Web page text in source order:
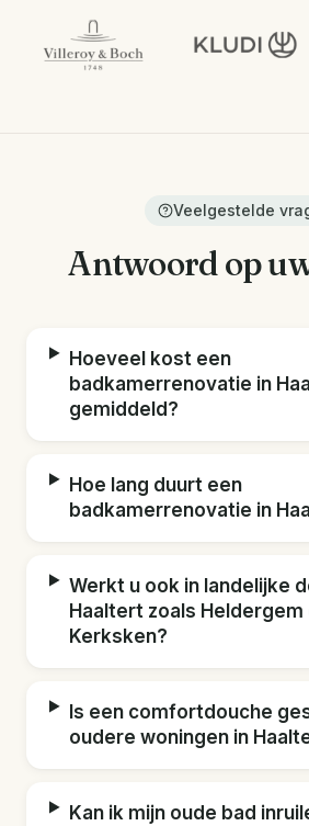
Veelgestelde
Antwoord op
Hoeveel kost een
badkamerrenovatie in
gemiddeld?
Hoe lang duurt een
badkamerrenovatie in
Werkt u ook in landelijke
Haaltert zoals Heldergem
Kerksken?
Is een comfortdouche
oudere woningen in
Kan ik mijn oude bad